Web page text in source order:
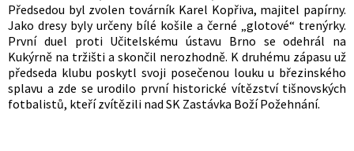
Předsedou byl zvolen továrník Karel Kopřiva, majitel papírny.
Jako dresy byly určeny bílé košile a černé „glotové“ trenýrky.
První duel proti Učitelskému ústavu Brno se odehrál na
Kukýrně na tržišti a skončil nerozhodně. K druhému zápasu už
předseda klubu poskytl svoji posečenou louku u březinského
splavu a zde se urodilo první historické vítězství tišnovských
fotbalistů, kteří zvítězili nad SK Zastávka Boží Požehnání.